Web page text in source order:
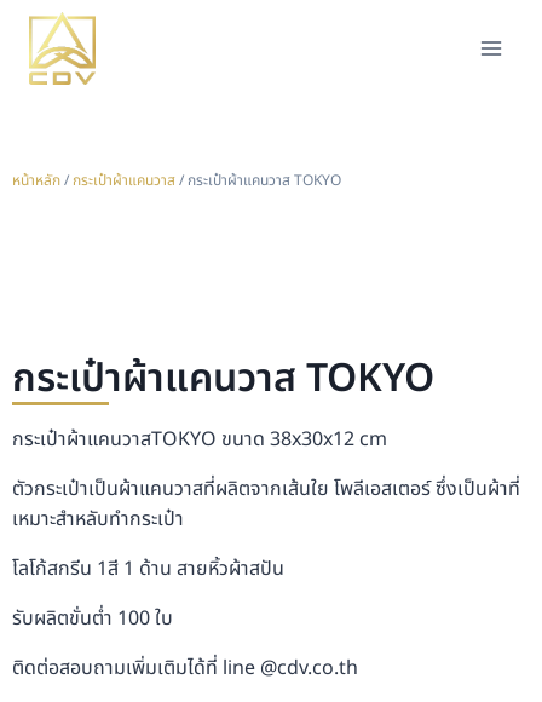
หน้าหลัก/ กระเป๋าผ้าแคนวาส/ กระเป๋าผ้าแคนวาส TOKYO
กระเป๋าผ้าแคนวาส TOKYO
กระเป๋าผ้าแคนวาสTOKYO ขนาด 38x30x12 cm
ตัวกระเป๋าเป็นผ้าแคนวาสที่ผลิตจากเส้นใย โพลีเอสเตอร์ ซึ่งเป็นผ้าที่
เหมาะสำหลับทำกระเป๋า
โลโก้สกรีน 1สี 1 ด้าน สายหิ้วผ้าสปัน
รับผลิตขั่นต่ำ 100 ใบ
ติดต่อสอบถามเพิ่มเติมได้ที่ line @cdv.co.th